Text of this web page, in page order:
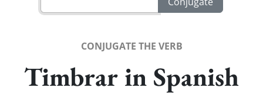
CONJUGATE THE VERB
Timbrar in Spanish